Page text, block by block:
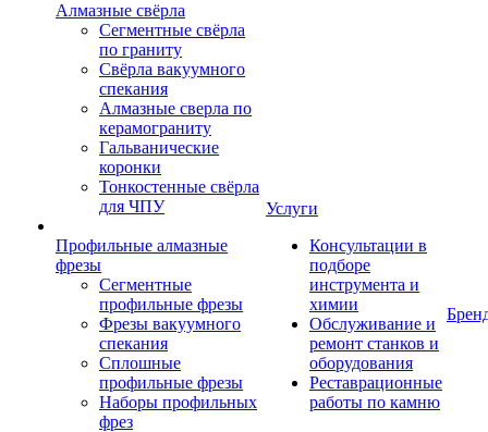
Алмазные свёрла
Сегментные свёрла
по граниту
Свёрла вакуумного
спекания
Алмазные сверла по
керамограниту
Гальванические
коронки
Тонкостенные свёрла
для ЧПУ
Профильные алмазные
фрезы
Сегментные
профильные фрезы
Фрезы вакуумного
спекания
Сплошные
профильные фрезы
Наборы профильных
фрез
Услуги
Консультации в
подборе
инструмента и
химии
Обслуживание и
ремонт станков и
оборудования
Реставрационные
работы по камню